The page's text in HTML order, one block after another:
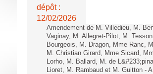
dépôt :
12/02/2026
Amendement de M. Villedieu, M.
Vaginay, M. Allegret-Pilot, M.
Bourgeois, M. Dragon, Mme Ranc,
M. Christian Girard, Mme Sicard,
Lorho, M. Ballard, M. de
Lioret, M. Rambaud et M. Guitton -